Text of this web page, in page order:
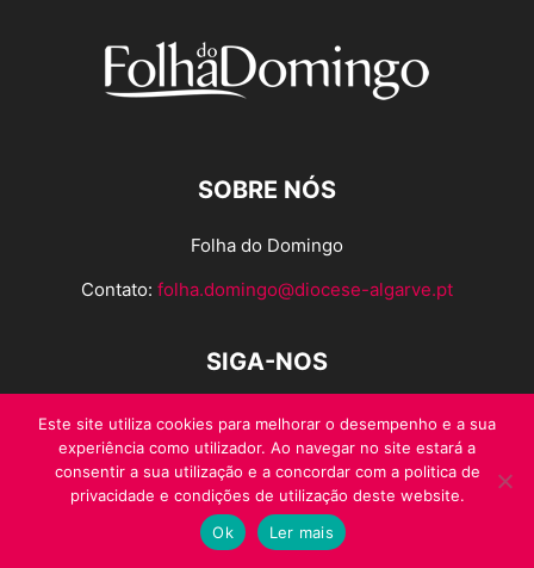
SOBRE NÓS
Folha do Domingo
Contato: folha.domingo@diocese-algarve.pt
SIGA-NOS
© Folha do Domingo 2026, todos os direitos reservados.
Este site utiliza cookies para melhorar o desempenho e a sua
experiência como utilizador. Ao navegar no site estará a
consentir a sua utilização e a concordar com a politica de
privacidade e condições de utilização deste website.
Ok
Ler mais